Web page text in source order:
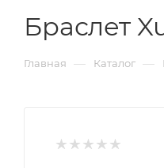
Браслет
Главная — Каталог —